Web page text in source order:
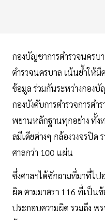
กองบัญชาการตำรวจนครบ
ตำรวจนครบาล เน้นย้ำให้
ข้อมูล ร่วมกันระหว่างกอง
กองบังคับการตำรวจการตำ
พยานหลักฐานทุกอย่าง ทั้ง
ลมีเดียต่างๆ กล้องวงจรปิด
ศาลกว่า 100 แผ่น
ซึ่งศาลฯได้ซักถามที่มาที่ไป
ผิด ตามมาตรา 116 ที่เป็น
ประกอบความผิด รวมถึง พ